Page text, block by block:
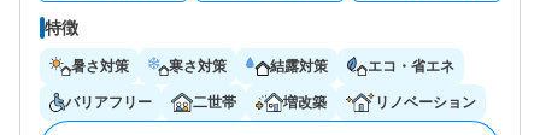
特徴
暑さ対策 寒さ対策 結露対策 エコ・省エネ
バリアフリー 二世帯 増改築 リノベーション